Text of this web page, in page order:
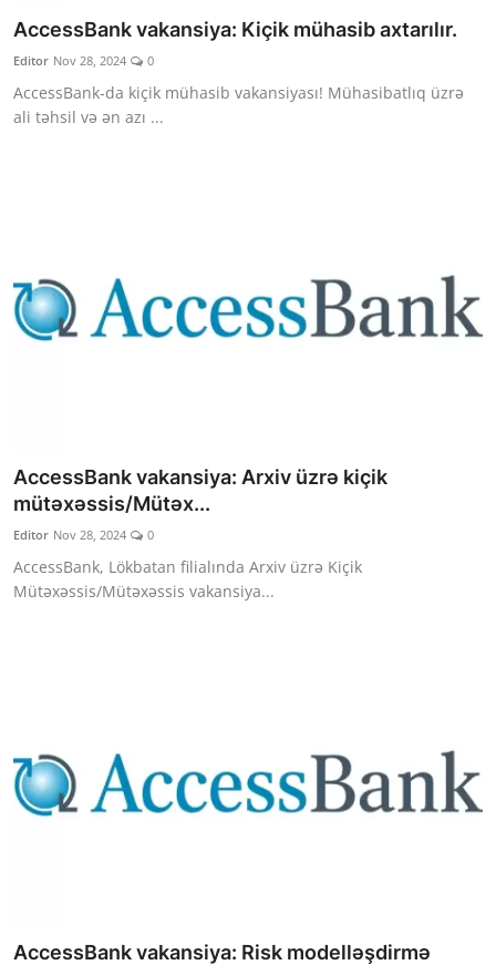
AccessBank vakansiya: Kiçik mühasib axtarılır.
Editor Nov 28, 2024 0
AccessBank-da kiçik mühasib vakansiyası! Mühasibatlıq üzrə
ali təhsil və ən azı ...
AccessBank vakansiya: Arxiv üzrə kiçik
mütəxəssis/Mütəx...
Editor Nov 28, 2024 0
AccessBank, Lökbatan filialında Arxiv üzrə Kiçik
Mütəxəssis/Mütəxəssis vakansiya...
AccessBank vakansiya: Risk modelləşdirmə